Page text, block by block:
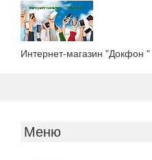
Интернет-магазин "Докфон "